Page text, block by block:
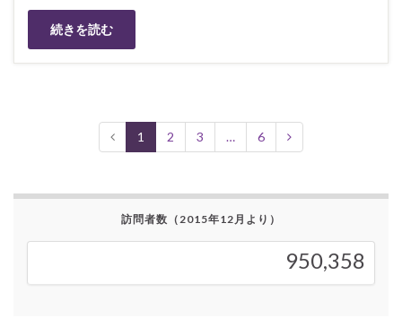
続きを読む
1 2 3 … 6
訪問者数（2015年12月より）
950,358